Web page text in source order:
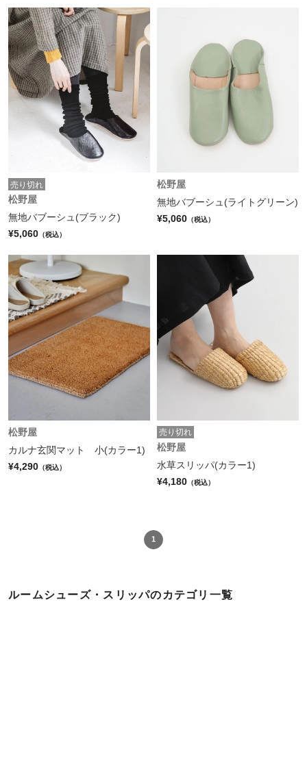
売り切れ
松野屋
無地バブーシュ(ブラック)
¥5,060 （税込）
松野屋
無地バブーシュ(ライトグリーン)
¥5,060 （税込）
松野屋
カルナ玄関マット 小(カラー1)
¥4,290 （税込）
売り切れ
松野屋
水草スリッパ(カラー1)
¥4,180 （税込）
1
ルームシューズ・スリッパのカテゴリ一覧